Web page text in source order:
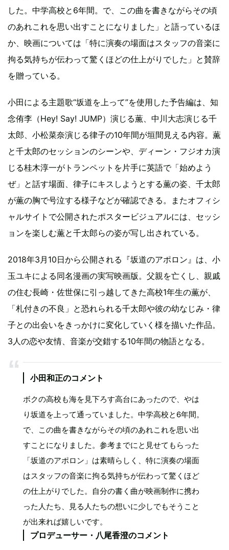
した。中学高校と6年間。で、この曲を書きながらその頃
のあれこれを思い出すことになりました」と語っているほ
か、映画については「特に演奏の場面はスタッフの音楽に
拘る気持ちが伝わって驚くほどの仕上がりでした」と賛辞
を贈っている。
小田による主題歌“坂道を上って”を使用した予告編は、知
念侑李（Hey! Say! JUMP）演じる薫、中川大志演じる千
太郎、小松菜奈演じる律子の10年間が垣間見える内容。薫
と千太郎のセッションのシーンや、ディーン・フジオカ演
じる桂木淳一がトランペットを片手に英語で「始めよう
ぜ」と話す場面、律子にキスしようとする薫の姿、千太郎
が薫の胸で号泣する様子などが確認できる。またオフィシ
ャルサイトで公開されたポスタービジュアルには、セッシ
ョンを楽しむ薫と千太郎らの姿が写し出されている。
2018年3月10日から公開される『坂道のアポロン』は、小
玉ユキによる同名漫画の実写映画版。父親を亡くし、親戚
の住む長崎・佐世保に引っ越してきた高校1年生の薫が、
「札付きの不良」と恐れられる千太郎や彼の幼なじみ・律
子との出会いをきっかけに変化していく様を描いた作品。
3人の恋や友情、音楽が交錯する10年間の物語となる。
小田和正のコメント
ボクの高校も海を見下ろす高台にあったので、やは
り坂道を上って通っていました。中学高校と6年間。
で、この曲を書きながらその頃のあれこれを思い出
すことになりました。参考までにと見せてもらった
「坂道のアポロン」は素晴らしく、特に演奏の場面
はスタッフの音楽に拘る気持ちが伝わって驚くほど
の仕上がりでした。自分の書く曲が映画制作に携わ
った人たち、見る人たちの想いに少しでもそうこと
が出来れば嬉しいです。
プロデューサー・八尾香澄のコメント